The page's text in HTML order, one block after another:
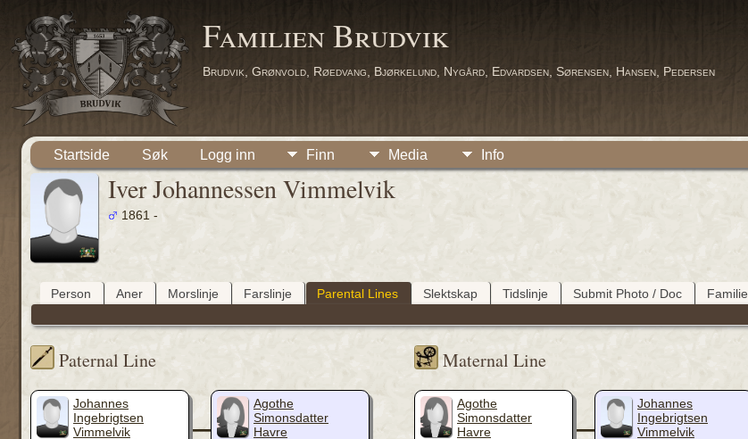
Familien Brudvik
Brudvik, Grønvold, Røedvang, Bjørkelund, Nygård, Edvardsen, Sørensen, Hansen, Pedersen
Startside Søk Logg inn Finn Media Info
Iver Johannessen Vimmelvik
1861 -
Person Aner Morslinje Farslinje Parental Lines Slektskap Tidslinje Submit Photo / Doc Familie
Paternal Line Maternal Line
Johannes
Ingebrigtsen
Vimmelvik
_
Agothe
Simonsdatter
Havre
Agothe
Simonsdatter
Havre
_
Johannes
Ingebrigtsen
Vimmelvik